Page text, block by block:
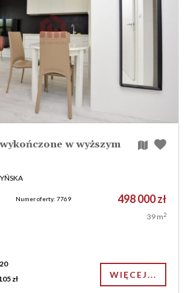
w wyższym
Numer oferty: 7769 498 000 zł
39 m2
zł WIĘCEJ...